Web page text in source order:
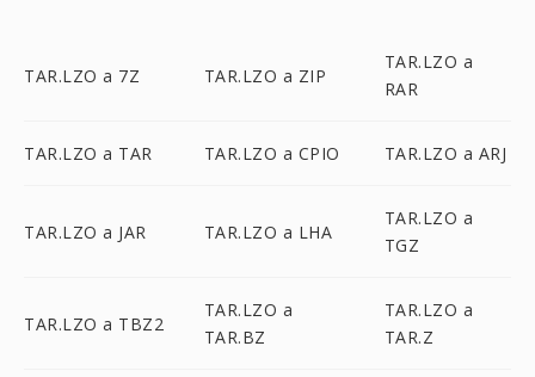
TAR.LZO a 7Z TAR.LZO a ZIP
TAR.LZO a
RAR
TAR.LZO a TAR TAR.LZO a CPIO TAR.LZO a ARJ
TAR.LZO a JAR TAR.LZO a LHA
TAR.LZO a
TGZ
TAR.LZO a TBZ2
TAR.LZO a
TAR.BZ
TAR.LZO a
TAR.Z